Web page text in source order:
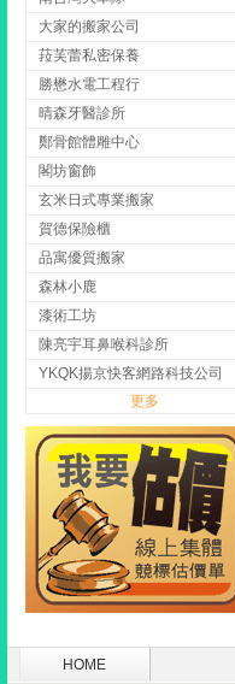
大家的搬家公司
菈芙蕾私密保養
勝懋水電工程行
晴森牙醫診所
鄭骨館體雕中心
閣坊窗飾
玄米日式專業搬家
賀德保險櫃
品寓優質搬家
森林小鹿
漆術工坊
陳亮宇耳鼻喉科診所
YKQK揚京快客網路科技公司
更多
HOME